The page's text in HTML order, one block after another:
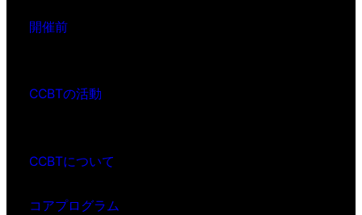
開催前
CCBTの活動
CCBTについて
コアプログラム